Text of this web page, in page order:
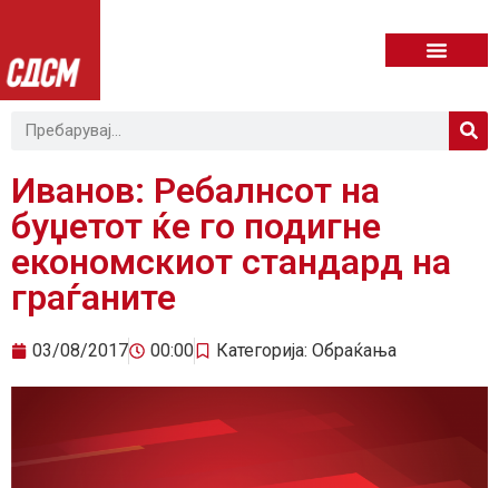
Иванов: Ребалнсот на
буџетот ќе го подигне
економскиот стандард на
граѓаните
03/08/2017 00:00 Категорија: Обраќања